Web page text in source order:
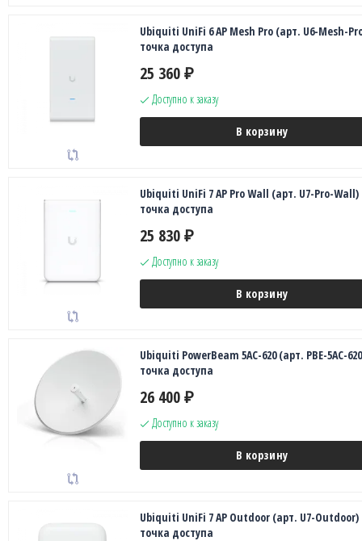
Ubiquiti UniFi 6 AP Mesh Pro (арт. U6-Mesh-
точка доступа
25 360 ₽
Доступно к заказу
В корзину
Ubiquiti UniFi 7 AP Pro Wall (арт. U7-Pro-Wall)
точка доступа
25 830 ₽
Доступно к заказу
В корзину
Ubiquiti PowerBeam 5AC-620 (арт. PBE-5AC-
точка доступа
26 400 ₽
Доступно к заказу
В корзину
Ubiquiti UniFi 7 AP Outdoor (арт. U7-Outdoor)
точка доступа